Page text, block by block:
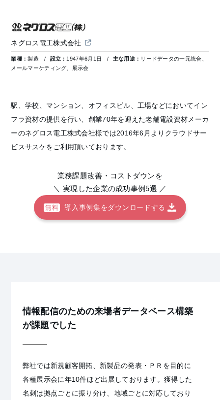
ネグロス電工株式会社
業種：製造 設立： 1947年6月1日 主な用途： リードデータの一元統合、
メールマーケティング、展示会
駅、学校、マンション、オフィスビル、工場などにおいてイン
フラ資材の提供を行い、創業70年を迎えた老舗電設資材メーカ
ーのネグロス電工株式会社様では2016年6月よりクラウドサー
ビスサスケをご利用頂いております。
業務課題改善・コストダウンを
＼ 実現した企業の成功事例5選 ／
無料 導入事例集をダウンロードする
情報配信のための来場者データベース構築
が課題でした
弊社では新規顧客開拓、新製品の発表・ＰＲを目的に
各種展示会に年10件ほど出展しております。獲得した
名刺は拠点ごとに振り分け、地域ごとに対応しており